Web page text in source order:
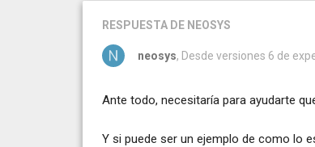
RESPUESTA DE NEOSYS
neosys, Desde versiones 6 de
Ante todo, necesitaría para ayudarte
Y si puede ser un ejemplo de como lo